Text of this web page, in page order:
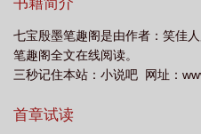
七宝殷墨笔趣阁是由作者：笑佳
笔趣阁全文在线阅读。
三秒记住本站：小说吧 网址：
首章试读